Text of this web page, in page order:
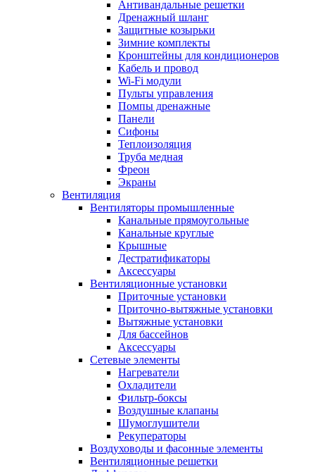
Антивандальные решетки
Дренажный шланг
Защитные козырьки
Зимние комплекты
Кронштейны для кондиционеров
Кабель и провод
Wi-Fi модули
Пульты управления
Помпы дренажные
Панели
Сифоны
Теплоизоляция
Труба медная
Фреон
Экраны
Вентиляция
Вентиляторы промышленные
Канальные прямоугольные
Канальные круглые
Крышные
Дестратификаторы
Аксессуары
Вентиляционные установки
Приточные установки
Приточно-вытяжные установки
Вытяжные установки
Для бассейнов
Аксессуары
Сетевые элементы
Нагреватели
Охладители
Фильтр-боксы
Воздушные клапаны
Шумоглушители
Рекуператоры
Воздуховоды и фасонные элементы
Вентиляционные решетки